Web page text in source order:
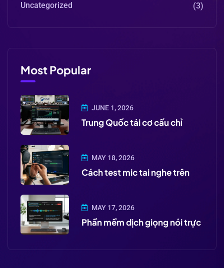
Uncategorized
(3)
Most Popular
JUNE 1, 2026
Trung Quốc tái cơ cấu chỉ
MAY 18, 2026
Cách test mic tai nghe trên
MAY 17, 2026
Phần mềm dịch giọng nói trực